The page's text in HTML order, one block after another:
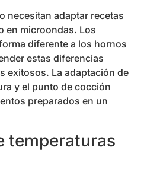
necesitan adaptar recetas
en microondas. Los
diferente a los hornos
estas diferencias
exitosos. La adaptación de
y el punto de cocción
preparados en un
temperaturas